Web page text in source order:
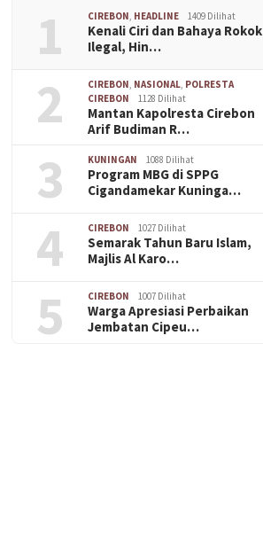
1 CIREBON HEADLINE 1409 Dilihat
Kenali Ciri dan Bahaya Rokok
Ilegal, Hin…
2 CIREBON NASIONAL POLRESTA
CIREBON
1128 Dilihat
Mantan Kapolresta Cirebon
Arif Budiman R…
3 KUNINGAN 1088 Dilihat
Program MBG di SPPG
Cigandamekar Kuninga…
4 CIREBON 1027 Dilihat
Semarak Tahun Baru Islam,
Majlis Al Karo…
5 CIREBON 1007 Dilihat
Warga Apresiasi Perbaikan
Jembatan Cipeu…